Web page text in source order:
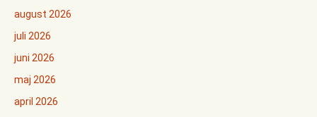
august 2026
juli 2026
juni 2026
maj 2026
april 2026